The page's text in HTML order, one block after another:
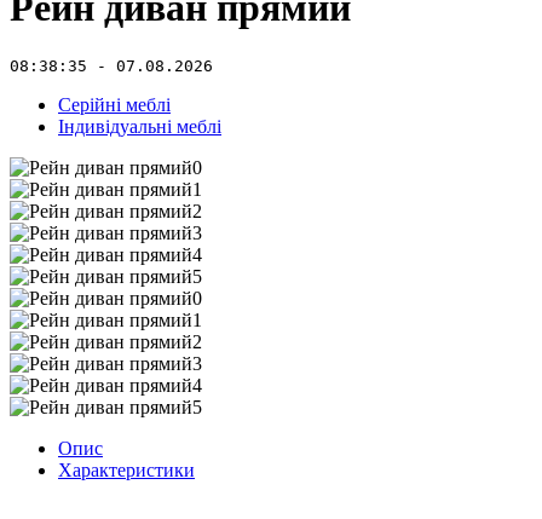
08:38:35 - 07.08.2026
Серійні меблі
Індивідуальні меблі
Опис
Характеристики